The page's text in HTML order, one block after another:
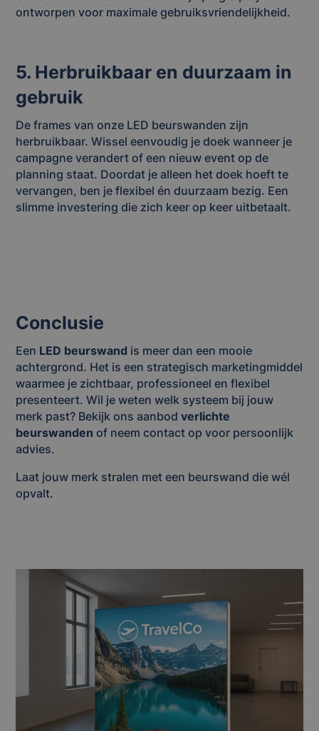
ontworpen voor maximale gebruiksvriendelijkheid.
5. Herbruikbaar en duurzaam in
gebruik
De frames van onze LED beurswanden zijn
herbruikbaar. Wissel eenvoudig je doek wanneer je
campagne verandert of een nieuw event op de
planning staat. Doordat je alleen het doek hoeft te
vervangen, ben je flexibel én duurzaam bezig. Een
slimme investering die zich keer op keer uitbetaalt.
Conclusie
Een LED beurswand is meer dan een mooie
achtergrond. Het is een strategisch marketingmiddel
waarmee je zichtbaar, professioneel en flexibel
presenteert. Wil je weten welk systeem bij jouw
merk past? Bekijk ons aanbodverlichte
beurswanden of neem contact op voor persoonlijk
advies.
Laat jouw merk stralen met een beurswand die wél
opvalt.